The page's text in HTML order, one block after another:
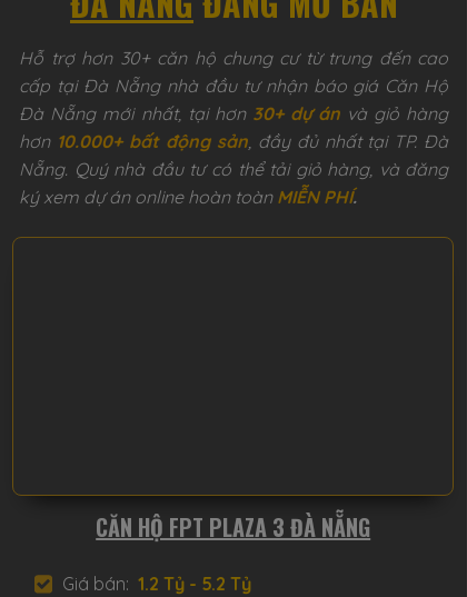
Hỗ trợ hơn 30+ căn hộ chung cư từ trung đến cao
cấp tại Đà Nẵng nhà đầu tư nhận báo giá Căn Hộ
Đà Nẵng mới nhất, tại hơn 30+ dự ánvà giỏ hàng
hơn 10.000+ bất động sản, đầy đủ nhất tại TP. Đà
Nẵng. Quý nhà đầu tư có thể tải giỏ hàng, và đăng
ký xem dự án online hoàn toàn MIỄN PHÍ.
CĂN HỘ FPT PLAZA 3 ĐÀ NẴNG
Giá bán:1.2 Tỷ - 5.2 Tỷ